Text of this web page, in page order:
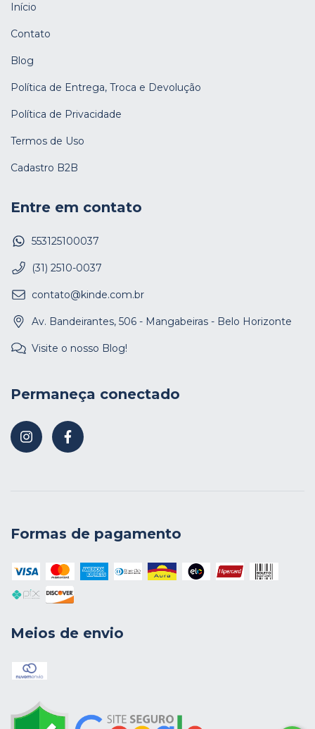
Início
Contato
Blog
Política de Entrega, Troca e Devolução
Política de Privacidade
Termos de Uso
Cadastro B2B
Entre em contato
553125100037
(31) 2510-0037
contato@kinde.com.br
Av. Bandeirantes, 506 - Mangabeiras - Belo Horizonte
Visite o nosso Blog!
Permaneça conectado
Formas de pagamento
Meios de envio